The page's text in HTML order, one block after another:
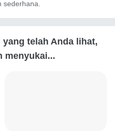
telah Anda lihat,
menyukai...